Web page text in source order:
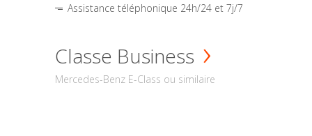
Assistance téléphonique 24h/24 et 7j/7
Classe Business
Mercedes-Benz E-Class ou similaire